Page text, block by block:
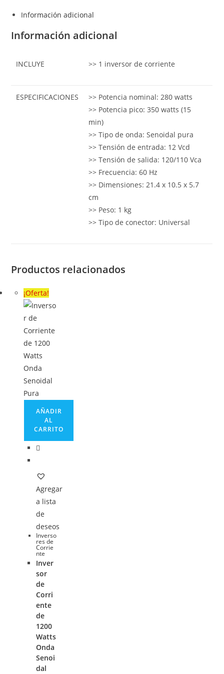
Información adicional
Información adicional
INCLUYE >> 1 inversor de corriente
ESPECIFICACIONES
>> Potencia nominal: 280 watts
>> Potencia pico: 350 watts (15
min)
>> Tipo de onda: Senoidal pura
>> Tensión de entrada: 12 Vcd
>> Tensión de salida: 120/110 Vca
>> Frecuencia: 60 Hz
>> Dimensiones: 21.4 x 10.5 x 5.7
cm
>> Peso: 1 kg
>> Tipo de conector: Universal
Productos relacionados
¡Oferta!
AÑADIR
AL
CARRITO
Agregar
a lista
de
deseos
Inverso
res de
Corrie
nte
Inver
sor
de
Corri
ente
de
1200
Watts
Onda
Senoi
dal